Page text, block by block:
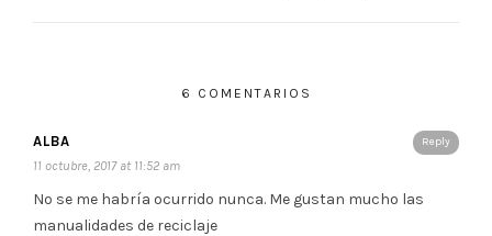
6 COMENTARIOS
Reply
ALBA
11 octubre, 2017 at 11:52 am
No se me habría ocurrido nunca. Me gustan mucho las
manualidades de reciclaje